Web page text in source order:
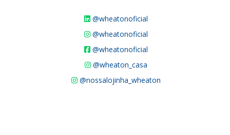
@wheatonoficial
@wheatonoficial
@wheatonoficial
@wheaton_casa
@nossalojinha_wheaton